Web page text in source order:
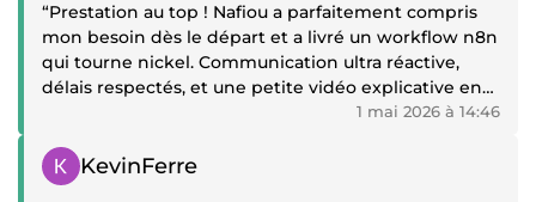
“Prestation au top ! Nafiou a parfaitement compris
mon besoin dès le départ et a livré un workflow n8n
qui tourne nickel. Communication ultra réactive,
délais respectés, et une petite vidéo explicative en
bonus pour que je puisse gérer la suite moi-même.
automatisation. Je recommande à 100% et je
reviendrai pour d'autres projets ! 🚀”
1 mai 2026 à 14:46
Témoignage positif
KevinFerre